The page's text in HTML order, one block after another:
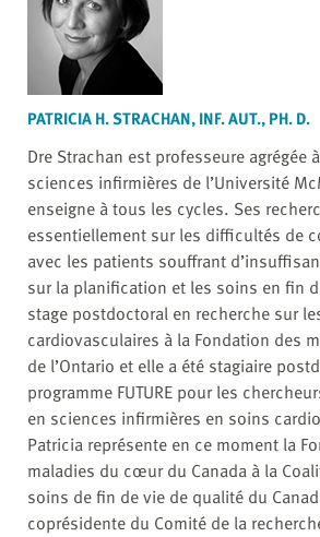
PATRICIA H. STRACHAN, INF. AUT., PH. D.
Dre Strachan est professeure agrégée
sciences infirmières de l’Université
enseigne à tous les cycles. Ses
essentiellement sur les difficultés de
avec les patients souffrant
sur la planification et les soins en fin
stage postdoctoral en recherche sur
cardiovasculaires à la Fondation des
de l’Ontario et elle a été stagiaire
programme FUTURE pour les
en sciences infirmières en soins
Patricia représente en ce moment la
maladies du cœur du Canada à la
soins de fin de vie de qualité du
coprésidente du Comité de la